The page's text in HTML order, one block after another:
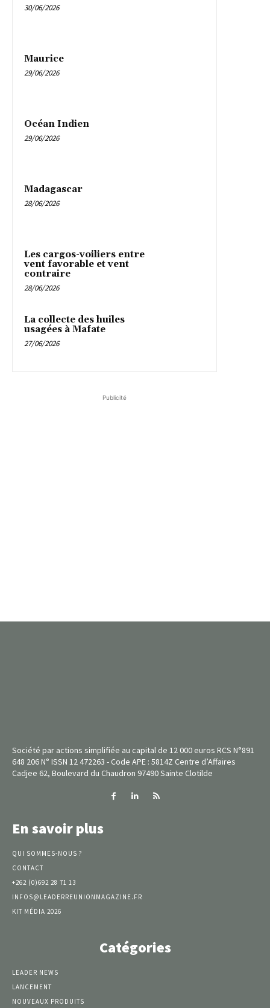
30/06/2026
Maurice
29/06/2026
Océan Indien
29/06/2026
Madagascar
28/06/2026
Les cargos-voiliers entre
vent favorable et vent
contraire
28/06/2026
La collecte des huiles
usagées à Mafate
27/06/2026
Publicité
Société par actions simplifiée au capital de 12 000 euros RCS N°891
648 206 N° ISSN 12 472263 - Code APE : 5814Z Centre d’Affaires
Cadjee 62, Boulevard du Chaudron 97490 Sainte Clotilde
En savoir plus
QUI SOMMES-NOUS ?
CONTACT
+262 (0)692 28 71 13
INFOS@LEADERREUNIONMAGAZINE.FR
KIT MÉDIA 2026
Catégories
LEADER NEWS
LANCEMENT
NOUVEAUX PRODUITS